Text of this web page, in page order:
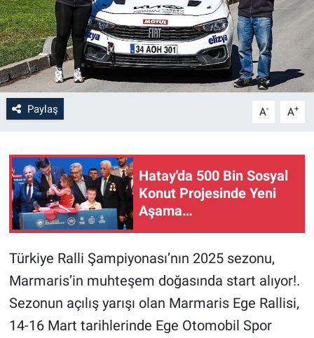
Paylaş A- A+
Hatay'da 500 Bin Sosyal
Konut Projesinde Yeni
Aşama…
Türkiye Ralli Şampiyonası’nın 2025 sezonu,
Marmaris’in muhteşem doğasında start alıyor!.
Sezonun açılış yarışı olan Marmaris Ege Rallisi,
14-16 Mart tarihlerinde Ege Otomobil Spor